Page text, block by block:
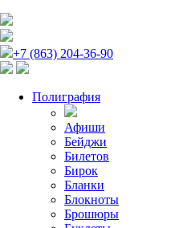
+7 (863) 204-36-90
Полиграфия
Афиши
Бейджи
Билетов
Бирок
Бланки
Блокноты
Брошюры